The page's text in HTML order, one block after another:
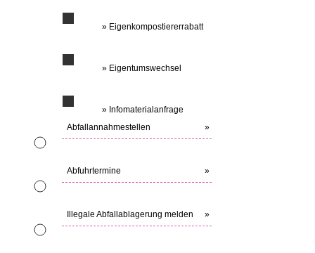
» Eigenkompostiererrabatt
» Eigentumswechsel
» Infomaterialanfrage
Abfallannahmestellen
»
Abfuhrtermine »
Illegale Abfallablagerung melden »